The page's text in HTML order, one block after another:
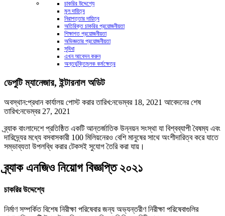
চাকরির উদ্দেশ্যে
মূল দায়িত্ব
নিরাপত্তার দায়িত্ব
অতিরিক্ত চাকরির প্রয়োজনীয়তা
শিক্ষাগত প্রয়োজনীয়তা
অভিজ্ঞতার প্রয়োজনীয়তা
সুবিধা
এখন আবেদন করুন
অন্তর্ভুক্তিমূলক কর্মক্ষেত্র
ডেপুটি ম্যানেজার, ইন্টারনাল অডিট
অবস্থান:প্রধান কার্যালয় পোস্ট করার তারিখ:নভেম্বর 18, 2021 আবেদনের শেষ
তারিখ:নভেম্বর 27, 2021
ব্র্যাক বাংলাদেশে প্রতিষ্ঠিত একটি আন্তর্জাতিক উন্নয়ন সংস্থা যা বিশ্বব্যাপী বৈষম্য এবং
দারিদ্র্যের মধ্যে বসবাসকারী 100 মিলিয়নেরও বেশি মানুষের সাথে অংশীদারিত্ব করে যাতে
সম্ভাব্যতা উপলব্ধি করার টেকসই সুযোগ তৈরি করা যায়।
ব্র্যাক এনজিও নিয়োগ বিজ্ঞপ্তি ২০২১
চাকরির উদ্দেশ্যে
নির্মাণ সম্পর্কিত বিশেষ নিরীক্ষা পরিষেবার জন্য অভ্যন্তরীণ নিরীক্ষা পরিষেবাগুলির